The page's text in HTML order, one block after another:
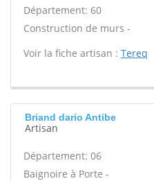
Département: 60
Construction de murs -
Voir la fiche artisan : Tereq
Briand dario Antibe
Artisan
Département: 06
Baignoire à Porte -